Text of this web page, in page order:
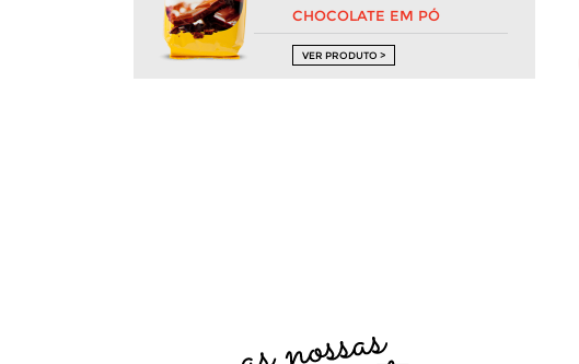
CHOCOLATE EM PÓ
VER PRODUTO >